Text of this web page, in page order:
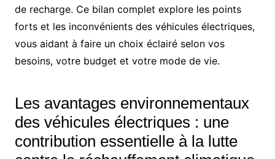
de recharge. Ce bilan complet explore les points
forts et les inconvénients des véhicules électriques,
vous aidant à faire un choix éclairé selon vos
besoins, votre budget et votre mode de vie.
Les avantages environnementaux
des véhicules électriques : une
contribution essentielle à la lutte